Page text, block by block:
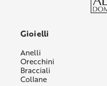
Gioielli
Anelli
Orecchini
Bracciali
Collane